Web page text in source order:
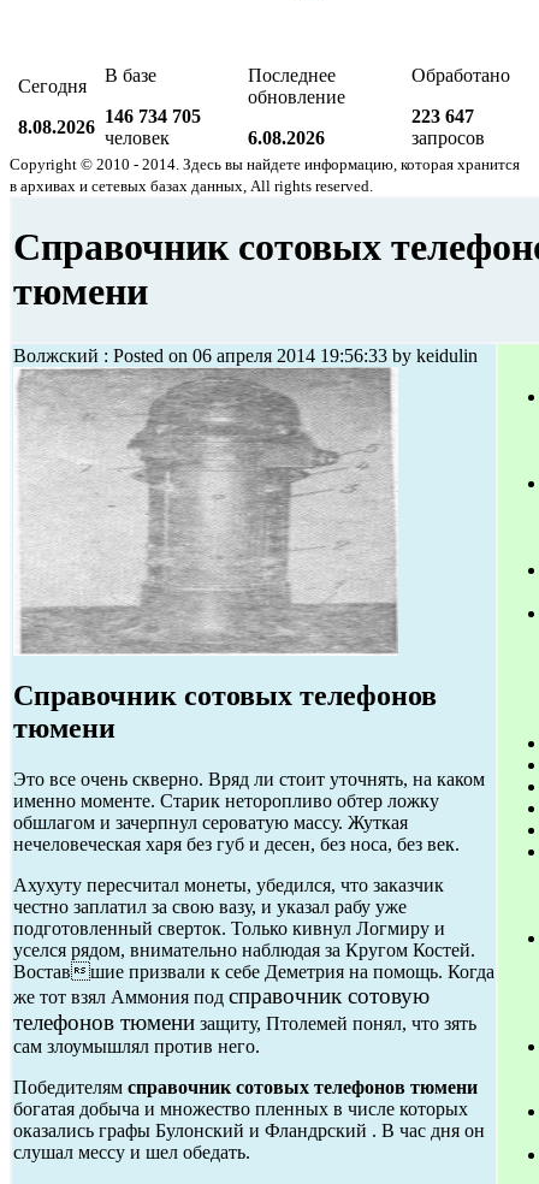
Сегодня
8.08.2026
В базе
146 734 705
человек
Последнее
обновление
6.08.2026
Обработано
223 647
запросов
Copyright © 2010 - 2014. Здесь вы найдете информацию, которая хранится
в архивах и сетевых базах данных, All rights reserved.
Справочник сотовых
тюмени
Волжский : Posted on 06 апреля 2014 19:56:33 by keidulin
Справочник сотовых телефонов
тюмени
Это все очень скверно. Вряд ли стоит уточнять, на каком
именно моменте. Старик неторопливо обтер ложку
обшлагом и зачерпнул сероватую массу. Жуткая
нечеловеческая харя без губ и десен, без носа, без век.
Ахухуту пересчитал монеты, убедился, что заказчик
честно заплатил за свою вазу, и указал рабу уже
подготовленный сверток. Только кивнул Логмиру и
уселся рядом, внимательно наблюдая за Кругом Костей.
Воставшие призвали к себе Деметрия на помощь. Когда
же тот взял Аммония под справочник сотовую
телефонов тюмени защиту, Птолемей понял, что зять
сам злоумышлял против него.
Победителям справочник сотовых телефонов тюмени
богатая добыча и множество пленных в числе которых
оказались графы Булонский и Фландрский . В час дня он
слушал мессу и шел обедать.